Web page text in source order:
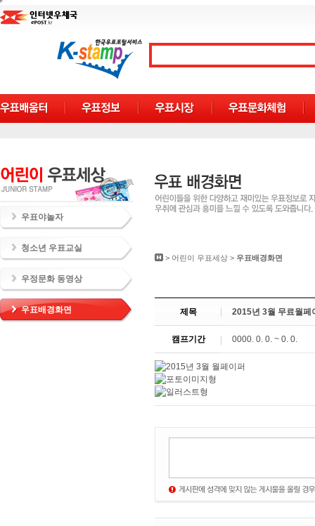
우표야놀자
청소년 우표교실
우정문화 동영상
우표배경화면
> 어린이 우표세상 > 우표배경화면
제목 2015년 3월 무료월페
캠프기간 0000. 0. 0. ~ 0. 0.